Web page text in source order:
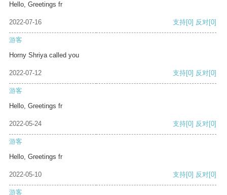
Hello, Greetings fr
2022-07-16 支持[0] 反对[0]
游客
Horny Shriya called you
2022-07-12 支持[0] 反对[0]
游客
Hello, Greetings fr
2022-05-24 支持[0] 反对[0]
游客
Hello, Greetings fr
2022-05-10 支持[0] 反对[0]
游客